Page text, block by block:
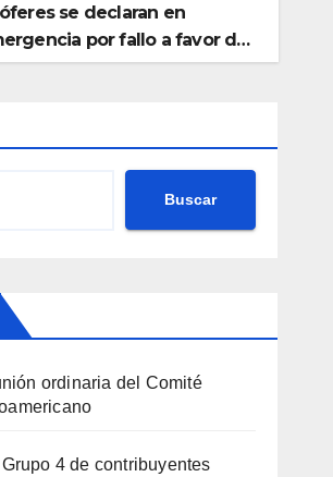
se declaran en
por fallo a favor de
en el precio del
Buscar
ordinaria del Comité
4 de contribuyentes